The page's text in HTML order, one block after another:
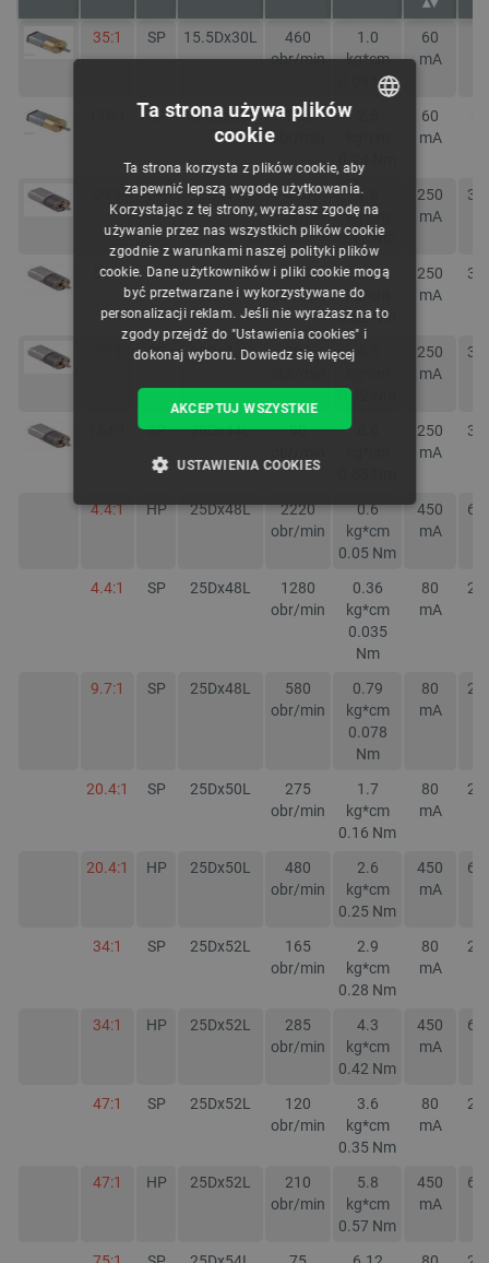
35:1 SP 15.5Dx30L
460
obr/min
1.0
kg*cm
Nm
60
mA
SP 15.5Dx30L
140
obr/min
0.24
60
mA
SP 20Dx41L
450
obr/min
1.8
kg*cm
0.17Nm
250
mA
56:1 SP 20Dx42L
250
obr/min
3.3
kg*cm
0.32Nm
250
mA
SP 20Dx42L
280
0.42
250
mA
SP 20Dx44L
90
250
mA
4.4:1 HP 25Dx48L
2220
obr/min
0.6
kg*cm
0.05 Nm
450
mA
4.4:1 SP 25Dx48L
1280
obr/min
0.36
kg*cm
0.035
Nm
80
mA
9.7:1 SP 25Dx48L
580
obr/min
0.79
kg*cm
0.078
Nm
80
mA
20.4:1 SP 25Dx50L
275
obr/min
1.7
kg*cm
0.16 Nm
80
mA
20.4:1 HP 25Dx50L
480
obr/min
2.6
kg*cm
0.25 Nm
450
mA
34:1 SP 25Dx52L
165
obr/min
2.9
kg*cm
0.28 Nm
80
mA
34:1 HP 25Dx52L
285
obr/min
4.3
kg*cm
0.42 Nm
450
mA
47:1 SP 25Dx52L
120
obr/min
3.6
kg*cm
0.35 Nm
80
mA
47:1 HP 25Dx52L
210
obr/min
5.8
kg*cm
0.57 Nm
450
mA
CZECH
ENGLISH
GERMAN
Ta strona używa plików
cookie
Ta strona korzysta z plików cookie, aby
zapewnić lepszą wygodę użytkowania.
Korzystając z tej strony, wyrażasz zgodę na
używanie przez nas wszystkich plików cookie
zgodnie z warunkami naszej polityki plików
cookie. Dane użytkowników i pliki cookie mogą
być przetwarzane i wykorzystywane do
personalizacji reklam. Jeśli nie wyrażasz na to
zgody przejdź do "Ustawienia cookies" i
dokonaj wyboru. Dowiedz się więcej
AKCEPTUJ WSZYSTKIE
USTAWIENIA COOKIES
NIEZBĘDNE WYDAJNOŚĆ
FUNKCJONALNOŚĆ
Targetowanie
Niezbędne pliki cookie umożliwiają korzystanie z
podstawowych funkcji strony internetowej, takich
jak logowanie użytkownika i zarządzanie kontem.
prawidłowo korzystać ze strony internetowej.
Provider /
Domena
PrestaShop-[abcdef0123456789]{32} .botland.com.pl
_lb .botland.com.pl